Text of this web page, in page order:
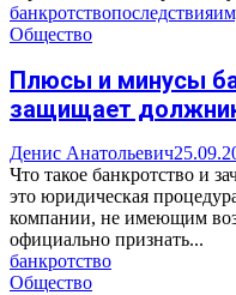
банкротствопоследствия
Общество
Плюсы и минусы
защищает
Денис Анатольевич
Что такое банкротство и
это юридическая
компании, не имеющим
официально признать...
банкротство
Общество